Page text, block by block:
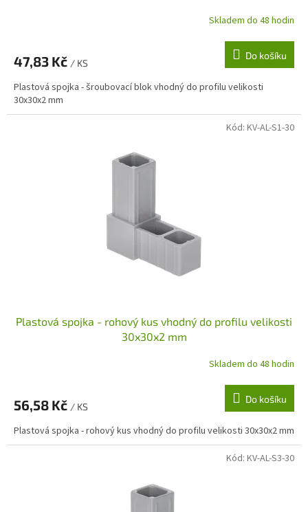
Skladem do 48 hodin
47,83 Kč / KS
Do košíku
Plastová spojka - šroubovací blok vhodný do profilu velikosti
30x30x2 mm
Plastová spojka - rohový kus vhodný do profilu velikosti
30x30x2 mm
Skladem do 48 hodin
56,58 Kč / KS
Do košíku
Plastová spojka - rohový kus vhodný do profilu velikosti 30x30x2 mm
Kód: KV-AL-S1-30
Kód: KV-AL-S3-30